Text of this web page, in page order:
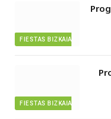
FIESTAS BIZKAIA
FIESTAS BIZKAIA